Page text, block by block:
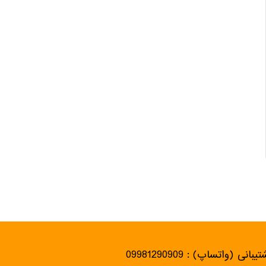
(واتساپ) : 09981290909